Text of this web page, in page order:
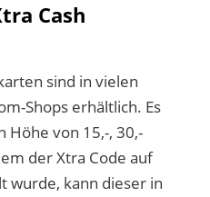
Cash
sind in vielen
Shops erhältlich. Es
Höhe von 15,-, 30,-
der Xtra Code auf
wurde, kann dieser in